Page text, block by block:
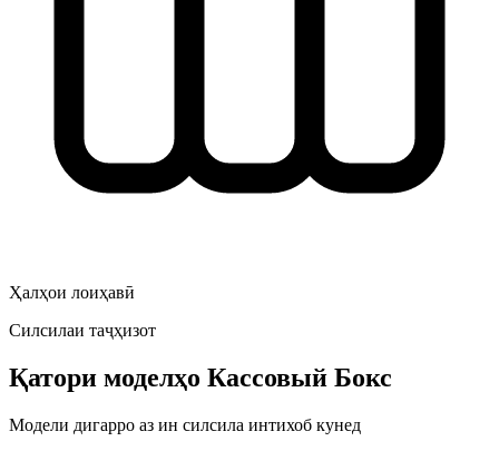
Ҳалҳои лоиҳавӣ
Силсилаи таҷҳизот
Қатори моделҳо Кассовый Бокс
Модели дигарро аз ин силсила интихоб кунед